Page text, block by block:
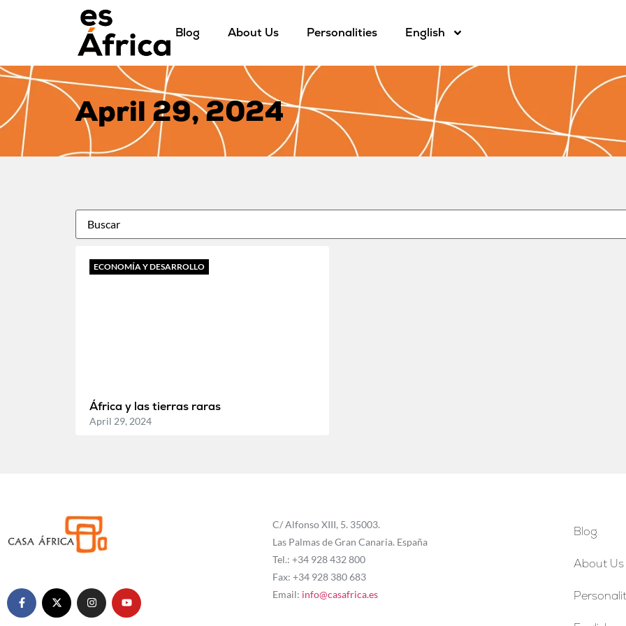
Blog About Us Personalities English
April 29, 2024
ECONOMÍA Y DESARROLLO
África y las tierras raras
April 29, 2024
C/ Alfonso XIII, 5. 35003.
Las Palmas de Gran Canaria. España
Tel.: +34 928 432 800
Fax: +34 928 380 683
Email: info@casafrica.es
Blog
About Us